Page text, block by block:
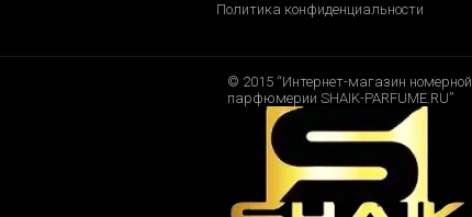
Политика конфиденциальности
© 2015 “Интернет-магазин номерной
парфюмерии SHAIK-PARFUME.RU”